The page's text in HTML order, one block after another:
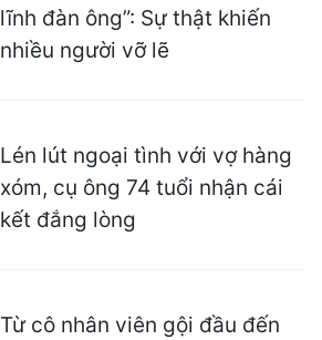
lĩnh đàn ông”: Sự thật khiến
nhiều người vỡ lẽ
Lén lút ngoại tình với vợ hàng
xóm, cụ ông 74 tuổi nhận cái
kết đắng lòng
Từ cô nhân viên gội đầu đến